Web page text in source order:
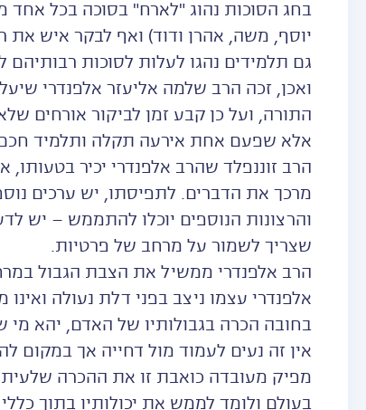
בחג הסוכות נהוג "לארח" בסוכה בכל
יוסף, משה, אהרן ודוד) ואף לבקר איש את
גם תלמידים נהגו לעלות לסוכות רבותיהם
ואכן, זכה הרב שלמה אליעזר אלפנדרי
התורה, ועל כן קבע זמן לביקור אורחים
אלא שפעם אחת אירעה תקלה ותלמיד
הרב זוננפלד שהרב אלפנדרי יכיר
מרכך את הדברים. לתפיסתו, יש ערכים
והרצונות הנוספים יוכלו להתממש – יש
שצריך לשמור על מרחב של פרטיות.
הרב אלפנדרי ממשיל את הצבת הגבול
אלפנדרי עצמו ניצב בפני דלת נעולה
בחובה הכרה בגבולותיו של האדם, יהא מי
אין זה נעים לעמוד מול דחייה אך במקום
מפיק מעובדה כואבת זו את ההכרה
בעולם ולומד לממש את יכולותיו בתוך